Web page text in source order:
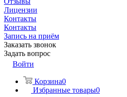
Лицензии
Контакты
Контакты
Запись на приём
Заказать звонок
Задать вопрос
Войти
Корзина0
Избранные товары0